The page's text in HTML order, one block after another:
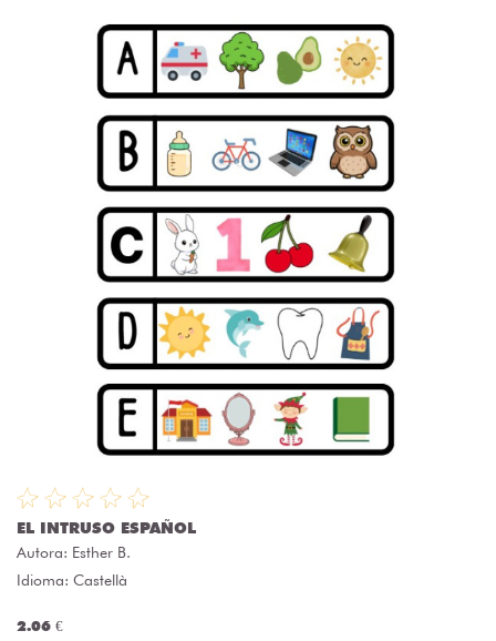
EL INTRUSO ESPAÑOL
Autora: Esther B.
Idioma: Castellà
2.06 €